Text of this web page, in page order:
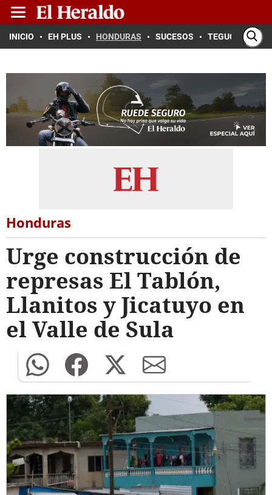
INICIO EH PLUS HONDURAS SUCESOS TEGUCIGALPA
Honduras
Urge construcción de
represas El Tablón,
Llanitos y Jicatuyo en
el Valle de Sula